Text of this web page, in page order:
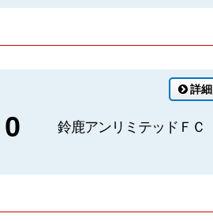
詳細
0 鈴鹿アンリミテッドＦＣ